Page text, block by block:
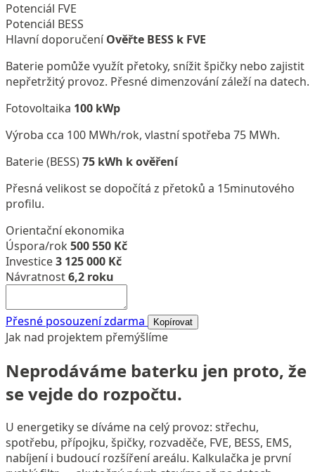
Potenciál FVE
Potenciál BESS
Hlavní doporučení Ověřte BESS k FVE
Baterie pomůže využít přetoky, snížit špičky nebo zajistit
nepřetržitý provoz. Přesné dimenzování záleží na datech.
Fotovoltaika 100 kWp
Výroba cca 100 MWh/rok, vlastní spotřeba 75 MWh.
Baterie (BESS)75 kWh k ověření
Přesná velikost se dopočítá z přetoků a 15minutového
profilu.
Orientační ekonomika
Úspora/rok 500 550 Kč
Investice3 125 000 Kč
Návratnost6,2 roku
Přesné posouzení zdarma Kopírovat
Jak nad projektem přemýšlíme
Neprodáváme baterku jen proto, že
se vejde do rozpočtu.
U energetiky se díváme na celý provoz: střechu,
spotřebu, přípojku, špičky, rozvaděče, FVE, BESS, EMS,
nabíjení i budoucí rozšíření areálu. Kalkulačka je první